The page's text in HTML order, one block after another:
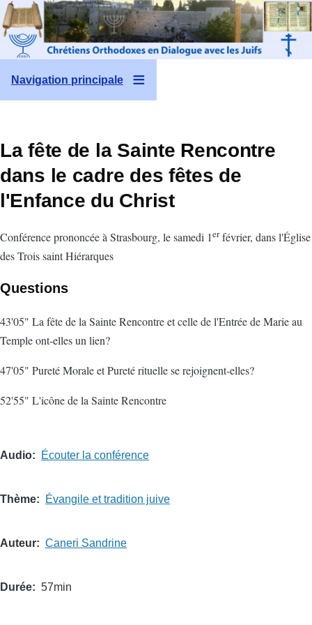
Aller au contenu principal
Navigation principale
La fête de la Sainte Rencontre
dans le cadre des fêtes de
l'Enfance du Christ
Conférence prononcée à Strasbourg, le samedi 1erfévrier, dans l'Église
des Trois saint Hiérarques
Questions
43'05" La fête de la Sainte Rencontre et celle de l'Entrée de Marie au
Temple ont-elles un lien?
47'05" Pureté Morale et Pureté rituelle se rejoignent-elles?
52'55" L'icône de la Sainte Rencontre
Audio Écouter la conférence
Thème Évangile et tradition juive
Auteur Caneri Sandrine
Durée 57min